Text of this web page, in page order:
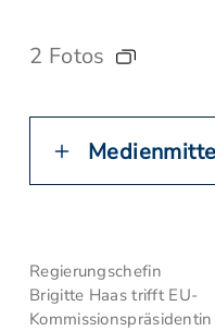
2 Fotos
Regierungschefin
Brigitte Haas trifft EU-
Kommissionspräsidentin